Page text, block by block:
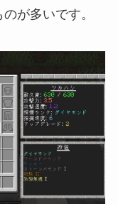
が多いです。